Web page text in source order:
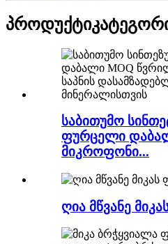
პროდუქტი
საბითუმო
ფურცელი
მიკროფონი...
ღია მწვანე